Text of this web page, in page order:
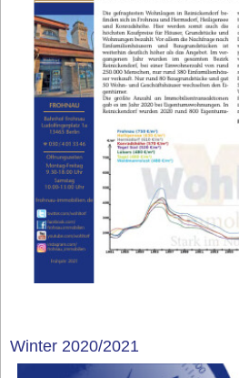
Winter 2020/2021